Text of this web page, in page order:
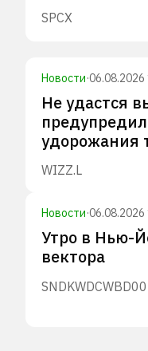
SPCX
Новости·06.08.2026
Не удастся
удорожания
WIZZ.L
Новости·06.08.2026
Утро в Нью-
вектора
SNDKWDCWBD